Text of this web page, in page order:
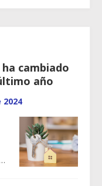
cambiado
año
2024